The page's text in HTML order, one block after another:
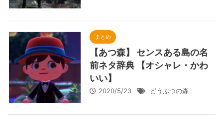
まとめ
【あつ森】 センスある島の名
前ネタ辞典 【オシャレ・かわ
いい】
2020/5/23 どうぶつの森